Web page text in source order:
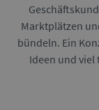
Marktplätzen
bündeln. Ein
Ideen und